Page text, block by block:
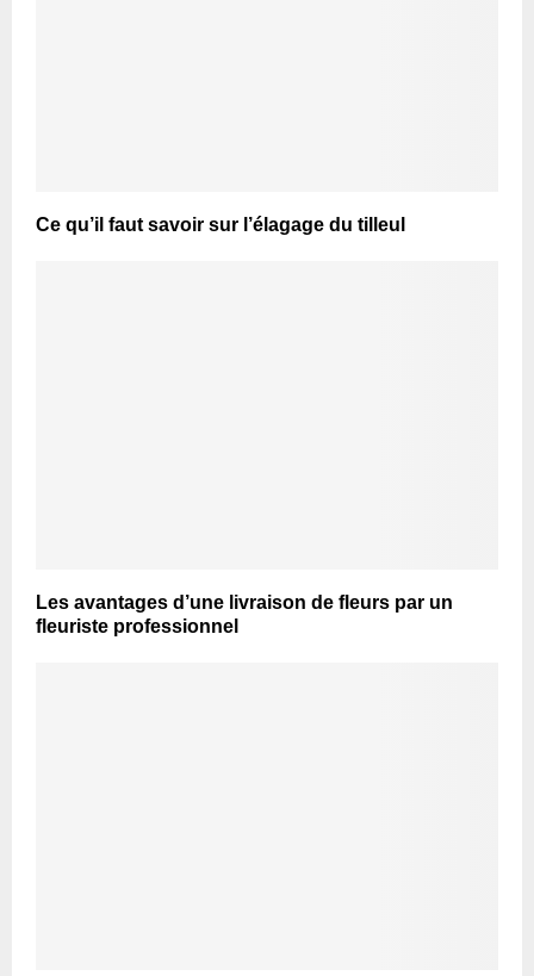
Ce qu’il faut savoir sur l’élagage du tilleul
Les avantages d’une livraison de fleurs par un
fleuriste professionnel